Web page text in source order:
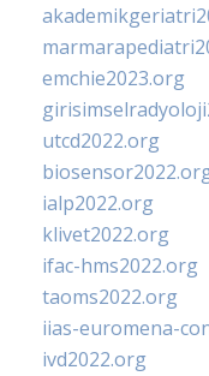
emchie2023.org
utcd2022.org
ialp2022.org
klivet2022.org
ifac-hms2022.org
taoms2022.org
iias-euromena-
ivd2022.org